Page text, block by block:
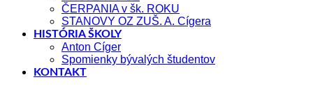
ČERPANIA v šk. ROKU
STANOVY OZ ZUŠ. A. Cígera
HISTÓRIA ŠKOLY
Anton Cíger
Spomienky bývalých študentov
KONTAKT